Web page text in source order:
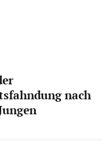
nach